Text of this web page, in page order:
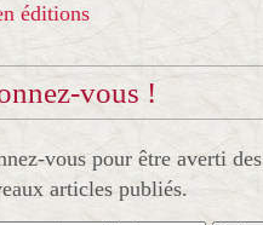
éditions
vous !
vous pour être averti des
articles publiés.